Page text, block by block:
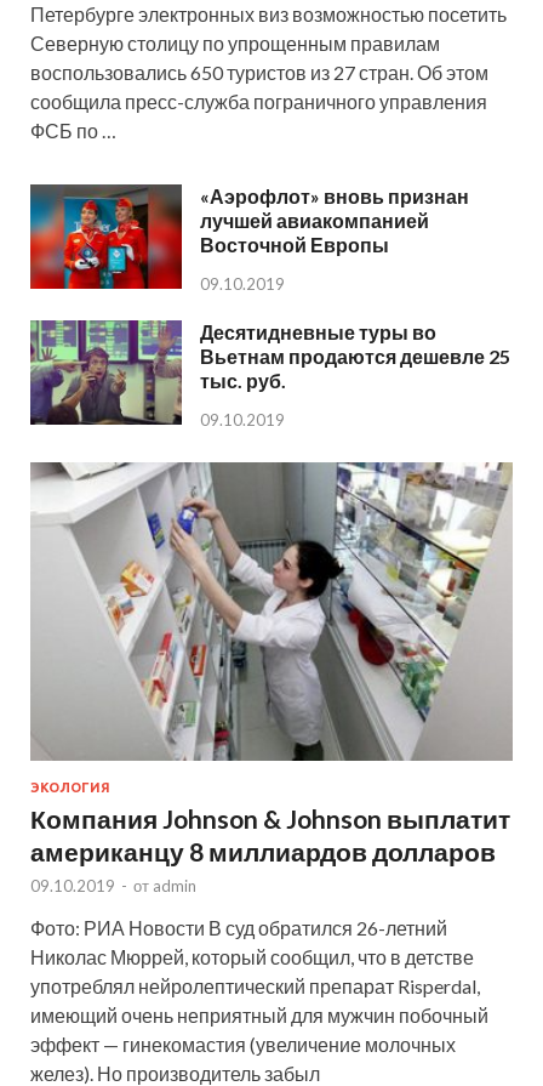
Петербурге электронных виз возможностью посетить
Северную столицу по упрощенным правилам
воспользовались 650 туристов из 27 стран. Об этом
сообщила пресс-служба пограничного управления
ФСБ по …
«Аэрофлот» вновь признан
лучшей авиакомпанией
Восточной Европы
09.10.2019
Десятидневные туры во
Вьетнам продаются дешевле 25
тыс. руб.
09.10.2019
ЭКОЛОГИЯ
Компания Johnson & Johnson выплатит
американцу 8 миллиардов долларов
09.10.2019 - от admin
Фото: РИА Новости В суд обратился 26-летний
Николас Мюррей, который сообщил, что в детстве
употреблял нейролептический препарат Risperdal,
имеющий очень неприятный для мужчин побочный
эффект — гинекомастия (увеличение молочных
желез). Но производитель забыл